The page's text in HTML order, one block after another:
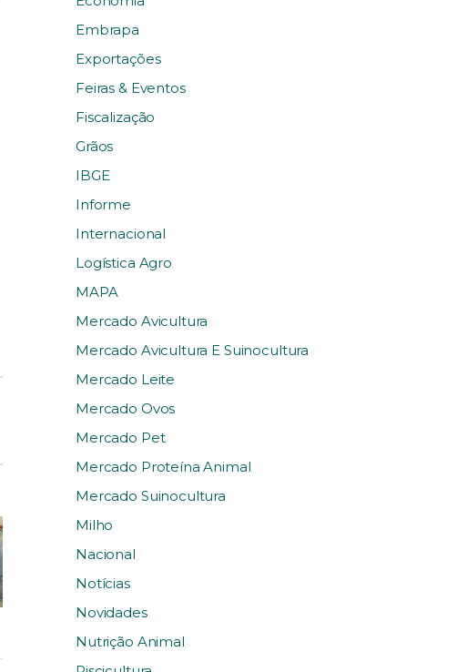
Embrapa
Exportações
Feiras & Eventos
Fiscalização
Grãos
IBGE
Informe
Internacional
Logística Agro
MAPA
Mercado Avicultura
Mercado Avicultura E Suinocultura
Mercado Leite
Mercado Ovos
Mercado Pet
Mercado Proteína Animal
Mercado Suinocultura
Milho
Nacional
Notícias
Novidades
Nutrição Animal